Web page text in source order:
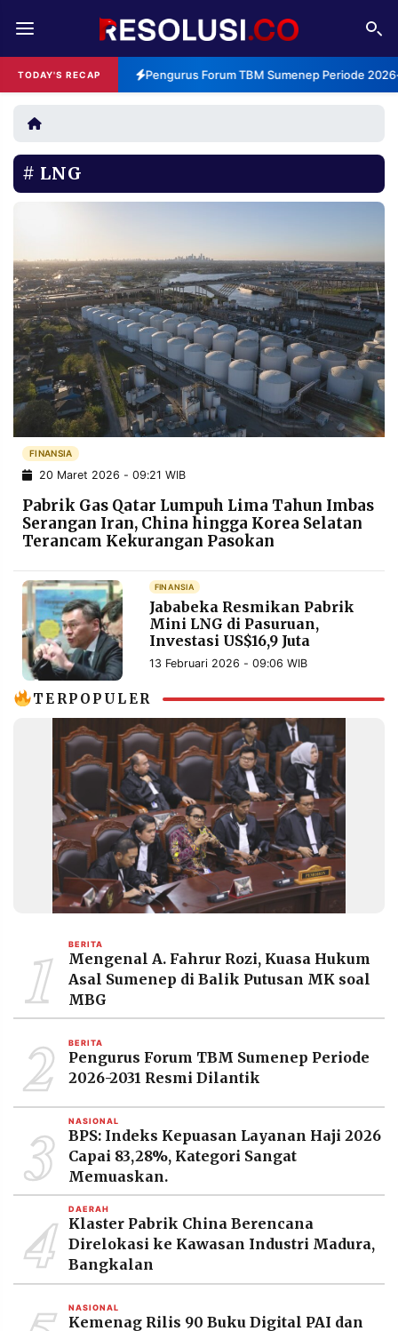
TODAY'S RECAP Pengurus Forum TBM Sumenep Periode
REDAKSI TENTANG
RESOLUSI IKLAN
RUBRIKASI
EDITORIAL AKSARA
DAERAH NASIONAL
MANCA SPORT
INFORMASI
PRIVACY
POLICY
BERITA
WARGA
INFORMASI
IKLAN
PENGADUAN
OF
SERVICE
IKUTI
KAMI
RESOLUSI
MEDIA
PRAMUDITA
Resolusi.co
PT.
RESOLUSI
MEDIA
PRAMUDITA
LNG
FINANSIA
20 Maret 2026 - 09:21 WIB
Pabrik Gas Qatar Lumpuh Lima Tahun Imbas
Serangan Iran, China hingga Korea Selatan
Terancam Kekurangan Pasokan
FINANSIA
Jababeka Resmikan Pabrik
Mini LNG di Pasuruan,
Investasi US$16,9 Juta
13 Februari 2026 - 09:06 WIB
TERPOPULER
1 BERITA
Mengenal A. Fahrur Rozi, Kuasa Hukum
Asal Sumenep di Balik Putusan MK soal
MBG
2 BERITA
Pengurus Forum TBM Sumenep Periode
2026-2031 Resmi Dilantik
3 NASIONAL
BPS: Indeks Kepuasan Layanan Haji 2026
Capai 83,28%, Kategori Sangat
Memuaskan.
4 DAERAH
Klaster Pabrik China Berencana
Direlokasi ke Kawasan Industri Madura,
Bangkalan
NASIONAL
Kemenag Rilis 90 Buku Digital PAI dan